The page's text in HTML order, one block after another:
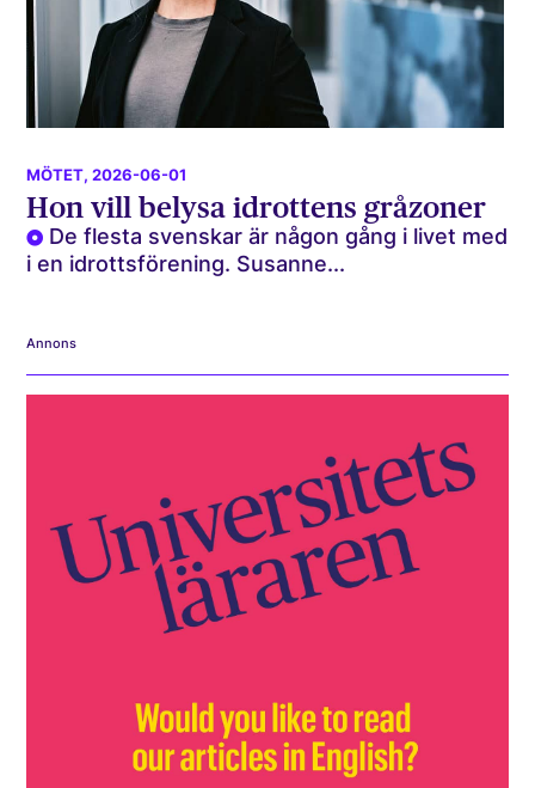
MÖTET, 2026-06-01
Hon vill belysa idrottens gråzoner
De flesta svenskar är någon gång i livet med
i en idrottsförening. Susanne...
Annons